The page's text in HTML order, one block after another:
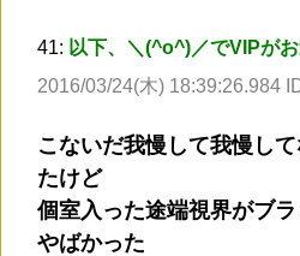
41: 以下、＼(^o^)／でVIPが
2016/03/24(木) 18:39:26.984
こないだ我慢して我慢し
たけど
個室入った途端視界がブ
やばかった